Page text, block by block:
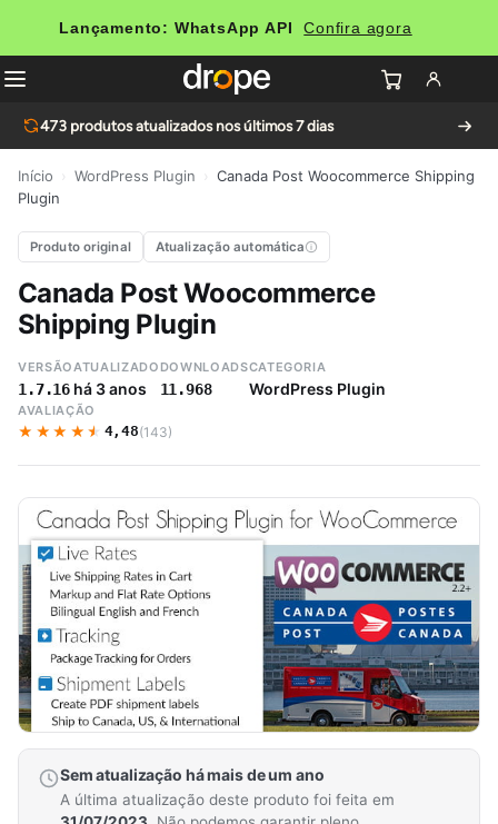
Lançamento: WhatsApp API Confira agora
473 produtos atualizados nos últimos 7 dias
Início WordPress Plugin
Canada Post Woocommerce Shipping
Plugin
Produto original Atualização automática
Canada Post Woocommerce
Shipping Plugin
VERSÃO
1.7.16
ATUALIZADO
há 3 anos
DOWNLOADS
11.968
CATEGORIA
WordPress Plugin
AVALIAÇÃO
★★★★★
★★★★★ 4,48(143)
Sem atualização há mais de um ano
A última atualização deste produto foi feita em